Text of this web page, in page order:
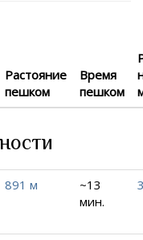
Растояние
пешком
Время
пешком
891 м
~13
мин.